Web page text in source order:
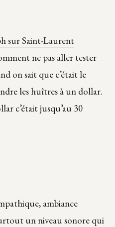
sur Saint-Laurent
ne pas aller tester
on sait que c’était le
les huîtres à un dollar.
c’était jusqu’au 30
ambiance
un niveau sonore qui